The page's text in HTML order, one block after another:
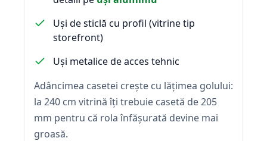
Uși de sticlă cu profil (vitrine tip
storefront)
Uși metalice de acces tehnic
Adâncimea casetei crește cu lățimea golului:
la 240 cm vitrină îți trebuie casetă de 205
mm pentru că rola înfășurată devine mai
groasă.